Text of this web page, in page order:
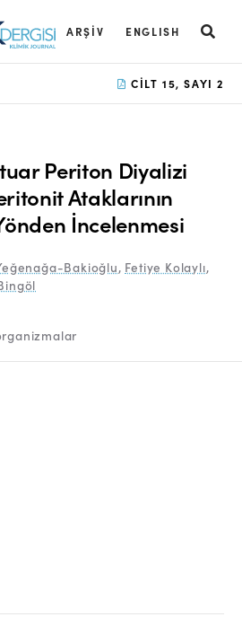
ARŞIV ENGLISH
CILT 15, SAYI 2
Periton Diyalizi
Ataklarının
İncelenmesi
Bakioğlu, Fetiye Kolaylı,